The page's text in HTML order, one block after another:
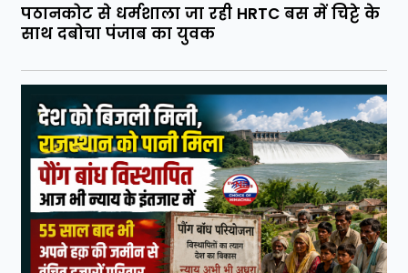
पठानकोट से धर्मशाला जा रही HRTC बस में चिट्टे के
साथ दबोचा पंजाब का युवक